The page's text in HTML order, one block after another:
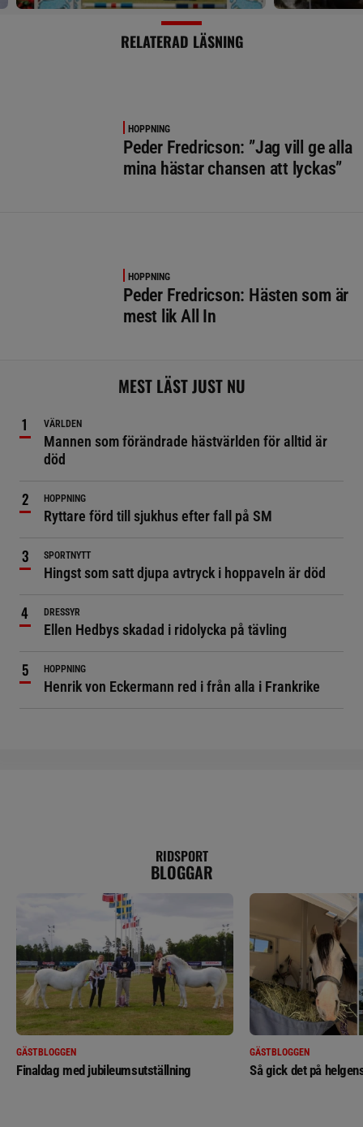
RELATERAD LÄSNING
HOPPNING
Peder Fredricson: ”Jag vill ge alla
mina hästar chansen att lyckas”
HOPPNING
Peder Fredricson: Hästen som är
mest lik All In
MEST LÄST JUST NU
VÄRLDEN
Mannen som förändrade hästvärlden för alltid är
död
HOPPNING
Ryttare förd till sjukhus efter fall på SM
SPORTNYTT
Hingst som satt djupa avtryck i hoppaveln är död
DRESSYR
Ellen Hedbys skadad i ridolycka på tävling
HOPPNING
Henrik von Eckermann red i från alla i Frankrike
RIDSPORT
BLOGGAR
GÄSTBLOGGEN
Finaldag med jubileumsutställning
GÄSTBLOGGEN
Så gick det på